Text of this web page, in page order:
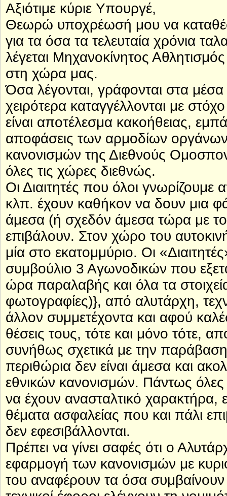
Αξιότιμε κύριε Υπουργέ,
Θεωρώ υποχρέωσή μου να
για τα όσα τα τελευταία χρόνια
λέγεται Μηχανοκίνητος
στη χώρα μας.
Όσα λέγονται, γράφονται στα
χειρότερα καταγγέλλονται με
είναι αποτέλεσμα κακοήθειας,
αποφάσεις των αρμοδίων οργάνων
κανονισμών της Διεθνούς
όλες τις χώρες διεθνώς.
Οι Διαιτητές που όλοι
κλπ. έχουν καθήκον να δουν μια
άμεσα (ή σχεδόν άμεσα τώρα με
επιβάλουν. Στον χώρο του
μία στο εκατομμύριο. Οι
συμβούλιο 3 Αγωνοδικών που
ώρα παραλαβής και όλα τα
φωτογραφίες)}, από αλυτάρχη,
άλλον συμμετέχοντα και αφού
θέσεις τους, τότε και μόνο τότε,
συνήθως σχετικά με την παράβαση
περιθώρια δεν είναι άμεσα και
εθνικών κανονισμών. Πάντως
να έχουν ανασταλτικό
θέματα ασφαλείας που και πάλι
δεν εφεσιβάλλονται.
Πρέπει να γίνει σαφές ότι ο
εφαρμογή των κανονισμών με
του αναφέρουν τα όσα